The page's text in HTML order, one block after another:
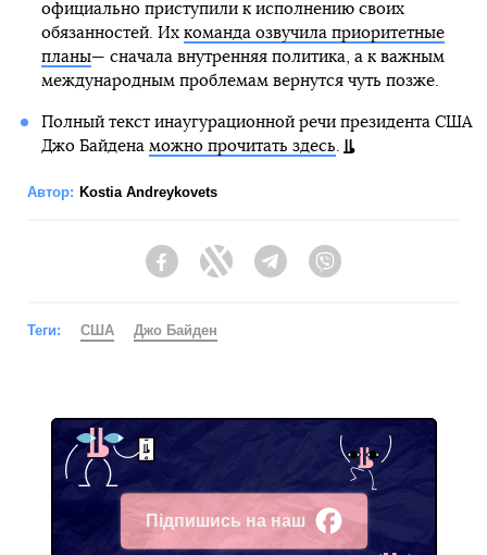
официально приступили к исполнению своих
обязанностей. Их команда озвучила приоритетные
планы— сначала внутренняя политика, а к важным
международным проблемам вернутся чуть позже.
Полный текст инаугурационной речи президента США
Джо Байдена можно прочитать здесь.
Автор: Kostia Andreykovets
FacebookTwitter Telegram
Теги: США Джо Байден
Підпишись на наш
Facebook